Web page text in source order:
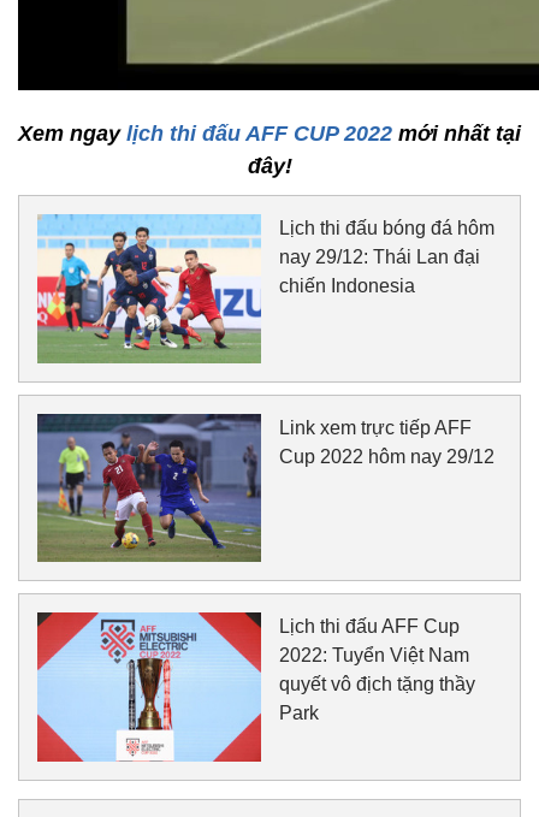
Xem ngay lịch thi đấu AFF CUP 2022 mới nhất tại
đây!
Lịch thi đấu bóng đá hôm
nay 29/12: Thái Lan đại
chiến Indonesia
Link xem trực tiếp AFF
Cup 2022 hôm nay 29/12
Lịch thi đấu AFF Cup
2022: Tuyển Việt Nam
quyết vô địch tặng thầy
Park